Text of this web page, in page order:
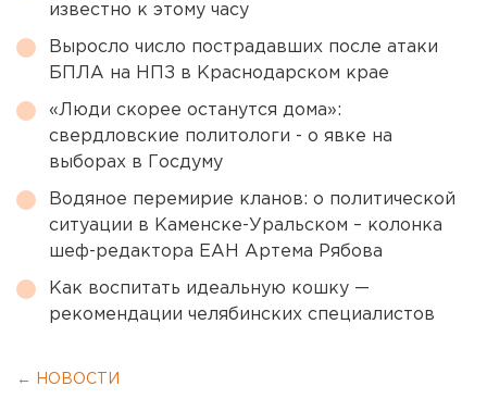
известно к этому часу
Выросло число пострадавших после атаки
БПЛА на НПЗ в Краснодарском крае
«Люди скорее останутся дома»:
свердловские политологи - о явке на
выборах в Госдуму
Водяное перемирие кланов: о политической
ситуации в Каменске-Уральском – колонка
шеф-редактора ЕАН Артема Рябова
Как воспитать идеальную кошку —
рекомендации челябинских специалистов
← НОВОСТИ